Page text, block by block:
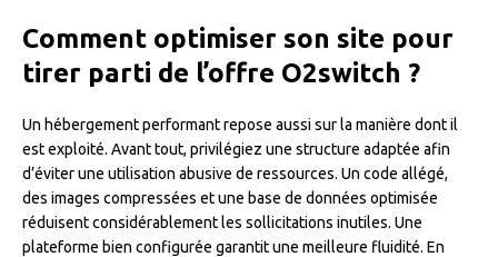
Comment optimiser son site pour
tirer parti de l’offre O2switch ?
Un hébergement performant repose aussi sur la manière dont il
est exploité. Avant tout, privilégiez une structure adaptée afin
d’éviter une utilisation abusive de ressources. Un code allégé,
des images compressées et une base de données optimisée
réduisent considérablement les sollicitations inutiles. Une
plateforme bien configurée garantit une meilleure fluidité. En